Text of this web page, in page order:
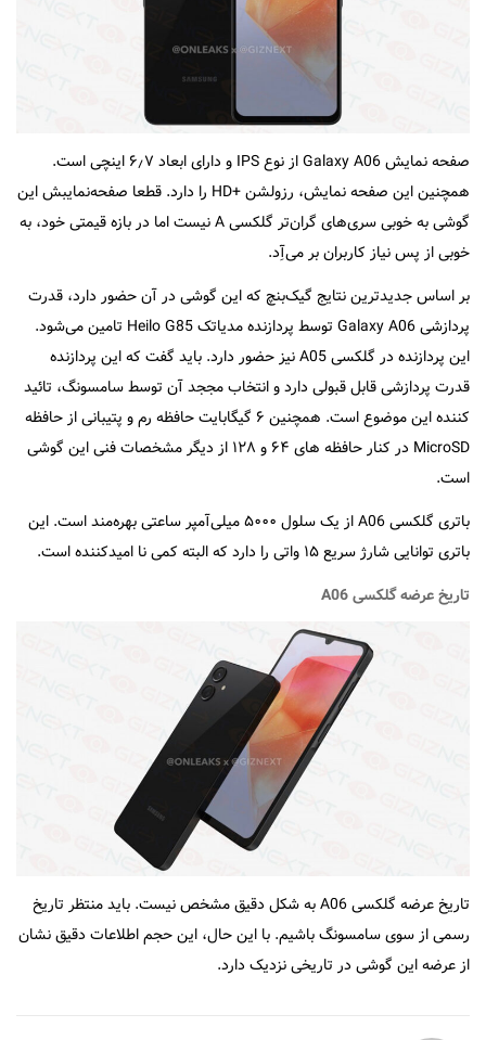
صفحه نمایش Galaxy A06 از نوع IPS و دارای ابعاد ۶٫۷ اینچی است.
همچنین این صفحه نمایش، رزولشن +HD را دارد. قطعا صفحه‌نمایبش این
گوشی به خوبی سری‌های گران‌تر گلکسی A نیست اما در بازه قیمتی خود، به
خوبی از پس نیاز کاربران بر می‌آِد.
بر اساس جدیدترین نتایج گیک‌بنچ که این گوشی در آن حضور دارد، قدرت
پردازشی Galaxy A06 توسط پردازنده مدیاتک Heilo G85 تامین می‌شود.
این پردازنده در گلکسی A05 نیز حضور دارد. باید گفت که این پردازنده
قدرت پردازشی قابل قبولی دارد و انتخاب مججد آن توسط سامسونگ، تائید
کننده این موضوع است. همچنین ۶ گیگابایت حافظه رم و پتیبانی از حافظه
MicroSD در کنار حافظه های ۶۴ و ۱۲۸ از دیگر مشخصات فنی این گوشی
است.
باتری گلکسی A06 از یک سلول ۵۰۰۰ میلی‌آمپر ساعتی بهره‌مند است. این
باتری توانایی شارژ سریع ۱۵ واتی را دارد که البته کمی نا امیدکننده است.
تاریخ عرضه گلکسی A06
تاریخ عرضه گلکسی A06 به شکل دقیق مشخص نیست. باید منتظر تاریخ
رسمی از سوی سامسونگ باشیم. با این حال، این حجم اطلاعات دقیق نشان
از عرضه این گوشی در تاریخی نزدیک دارد.